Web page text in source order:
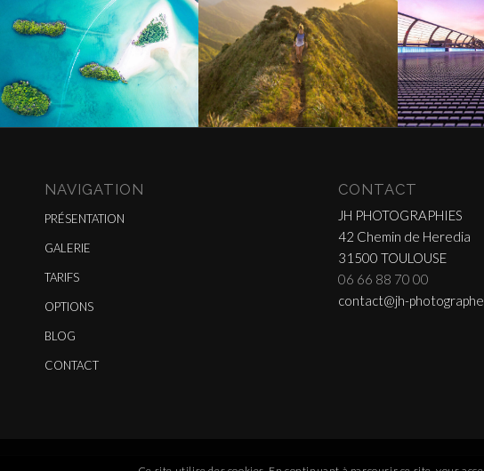
Mauritius Barcelona
NAVIGATION
PRÉSENTATION
GALERIE
TARIFS
OPTIONS
BLOG
CONTACT
CONTACT
JH PHOTOGRAPHIES
42 Chemin de Heredia
31500 TOULOUSE
06 66 88 70 00
contact@jh-